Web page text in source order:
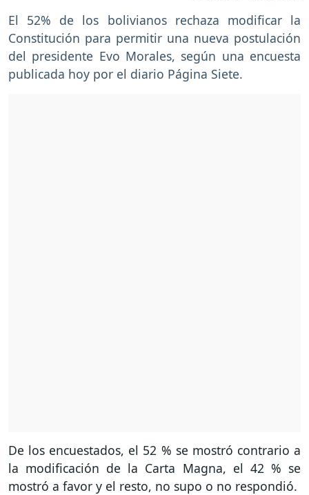
El 52% de los bolivianos rechaza modificar la
Constitución para permitir una nueva postulación
del presidente Evo Morales, según una encuesta
publicada hoy por el diario Página Siete.
De los encuestados, el 52 % se mostró contrario a
la modificación de la Carta Magna, el 42 % se
mostró a favor y el resto, no supo o no respondió.